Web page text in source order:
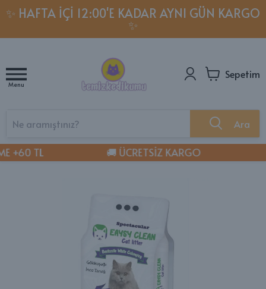
✨ HAFTA İÇI 12:00'E KADAR AYNI GÜN KARGO
✨
Menu
Sepetim
Ara
TL 🚚 ÜCRETSİZ KARGO